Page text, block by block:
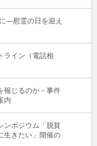
―慰霊の日を迎え
ライン（電話相
報じるのか－事件
内
ンポジウム「脱貧
生きたい」開催の